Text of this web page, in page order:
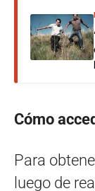
Cómo
Para
luego de